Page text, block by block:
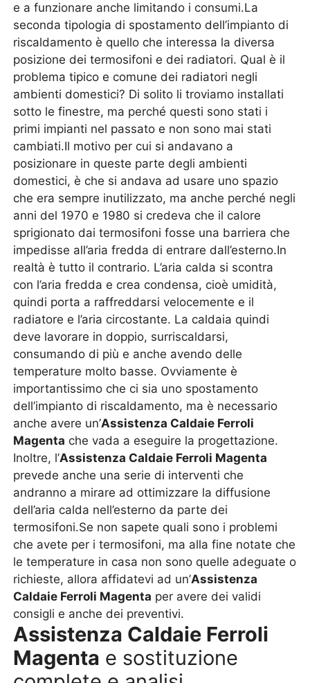
e a funzionare anche limitando i consumi.La
seconda tipologia di spostamento dell’impianto di
riscaldamento è quello che interessa la diversa
posizione dei termosifoni e dei radiatori. Qual è il
problema tipico e comune dei radiatori negli
ambienti domestici? Di solito li troviamo installati
sotto le finestre, ma perché questi sono stati i
primi impianti nel passato e non sono mai stati
cambiati.Il motivo per cui si andavano a
posizionare in queste parte degli ambienti
domestici, è che si andava ad usare uno spazio
che era sempre inutilizzato, ma anche perché negli
anni del 1970 e 1980 si credeva che il calore
sprigionato dai termosifoni fosse una barriera che
impedisse all’aria fredda di entrare dall’esterno.In
realtà è tutto il contrario. L’aria calda si scontra
con l’aria fredda e crea condensa, cioè umidità,
quindi porta a raffreddarsi velocemente e il
radiatore e l’aria circostante. La caldaia quindi
deve lavorare in doppio, surriscaldarsi,
consumando di più e anche avendo delle
temperature molto basse. Ovviamente è
importantissimo che ci sia uno spostamento
dell’impianto di riscaldamento, ma è necessario
anche avere un’Assistenza Caldaie Ferroli
Magenta che vada a eseguire la progettazione.
Inoltre, l’Assistenza Caldaie Ferroli Magenta
prevede anche una serie di interventi che
andranno a mirare ad ottimizzare la diffusione
dell’aria calda nell’esterno da parte dei
termosifoni.Se non sapete quali sono i problemi
che avete per i termosifoni, ma alla fine notate che
le temperature in casa non sono quelle adeguate o
richieste, allora affidatevi ad un’Assistenza
Caldaie Ferroli Magenta per avere dei validi
consigli e anche dei preventivi.
Assistenza Caldaie Ferroli
Magenta e sostituzione